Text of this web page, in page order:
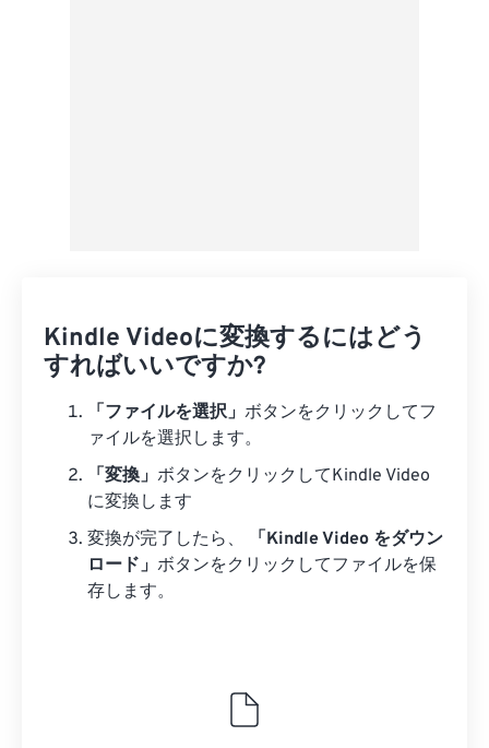
Kindle Videoに変換するにはどう
すればいいですか?
「ファイルを選択」 ボタンをクリックしてフ
ァイルを選択します。
「変換」 ボタンをクリックしてKindle Video
に変換します
変換が完了したら、
「Kindle Video をダウン
ロード」 ボタンをクリックしてファイルを保
存します。